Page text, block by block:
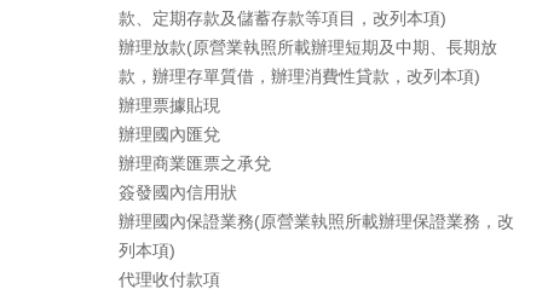
款、定期存款及儲蓄存款等項目，改列本項)
辦理放款(原營業執照所載辦理短期及中期、長期放
款，辦理存單質借，辦理消費性貸款，改列本項)
辦理票據貼現
辦理國內匯兌
辦理商業匯票之承兌
簽發國內信用狀
辦理國內保證業務(原營業執照所載辦理保證業務，改
列本項)
代理收付款項